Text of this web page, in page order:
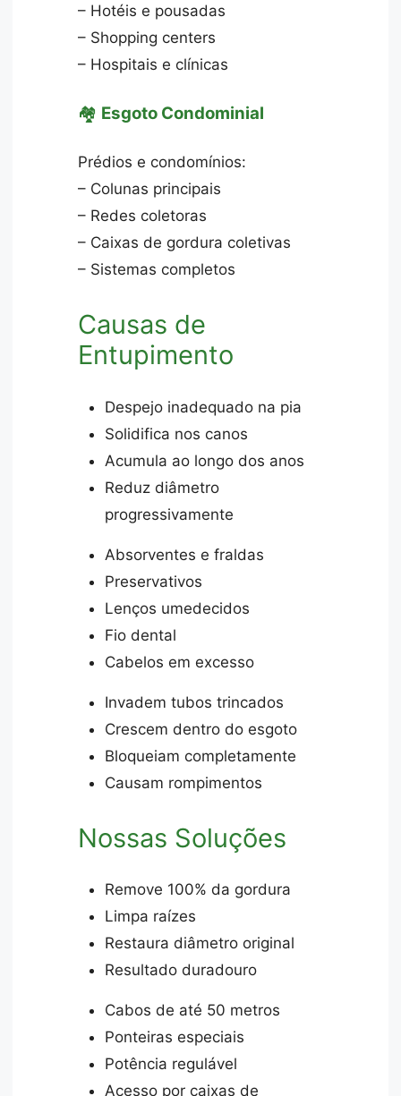
– Hotéis e pousadas
– Shopping centers
– Hospitais e clínicas
🏘️ Esgoto Condominial
Prédios e condomínios:
– Colunas principais
– Redes coletoras
– Caixas de gordura coletivas
– Sistemas completos
Causas de
Entupimento
Despejo inadequado na pia
Solidifica nos canos
Acumula ao longo dos anos
Reduz diâmetro
progressivamente
Absorventes e fraldas
Preservativos
Lenços umedecidos
Fio dental
Cabelos em excesso
Invadem tubos trincados
Crescem dentro do esgoto
Bloqueiam completamente
Causam rompimentos
Nossas Soluções
Remove 100% da gordura
Limpa raízes
Restaura diâmetro original
Resultado duradouro
Cabos de até 50 metros
Ponteiras especiais
Potência regulável
Acesso por caixas de